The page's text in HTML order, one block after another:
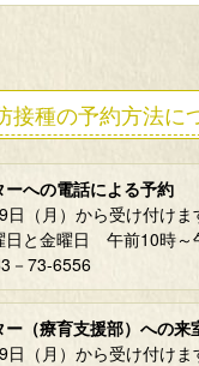
接種の予約方法に
への電話による予約
（月）から受け付けま
日と金曜日 午前10時～
－73-6556
（療育支援部）への来
日（月）から受け付け